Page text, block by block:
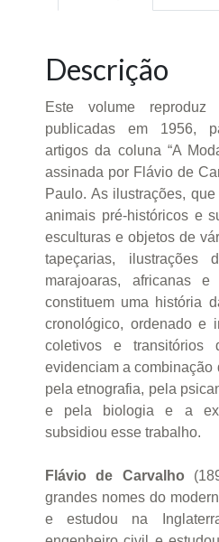
Descrição
Este volume
publicadas em 1956,
artigos da coluna “A
assinada por Flávio de
Paulo. As ilustrações,
animais pré-históricos e
esculturas e objetos de
tapeçarias, ilustrações
marajoaras, africanas e
constituem uma história
cronológico, ordenado e
coletivos e transitórios
evidenciam a combinação
pela etnografia, pela
e pela biologia e a
subsidiou esse trabalho.
Flávio de Carvalho
grandes nomes do
e estudou na